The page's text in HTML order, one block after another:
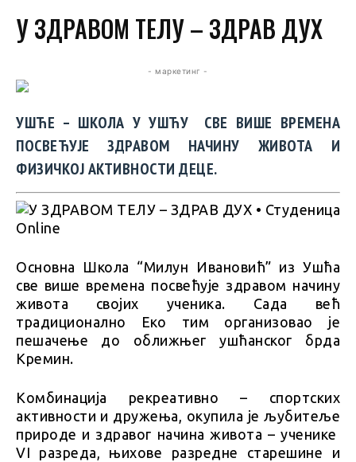
У ЗДРАВОМ ТЕЛУ – ЗДРАВ ДУХ
- маркетинг -
УШЋЕ – ШКОЛА У УШЋУ СВЕ ВИШЕ ВРЕМЕНА
ПОСВЕЋУЈЕ ЗДРАВОМ НАЧИНУ ЖИВОТА И
ФИЗИЧКОЈ АКТИВНОСТИ ДЕЦЕ.
Основна Школа “Милун Ивановић” из Ушћа
све више времена посвећује здравом начину
живота својих ученика. Сада већ
традиционално Еко тим организовао је
пешачење до оближњег ушћанског брда
Кремин.
Комбинација рекреативно – спортских
активности и дружења, окупила је љубитеље
природе и здравог начина живота – ученике
VI разреда, њихове разредне старешине и